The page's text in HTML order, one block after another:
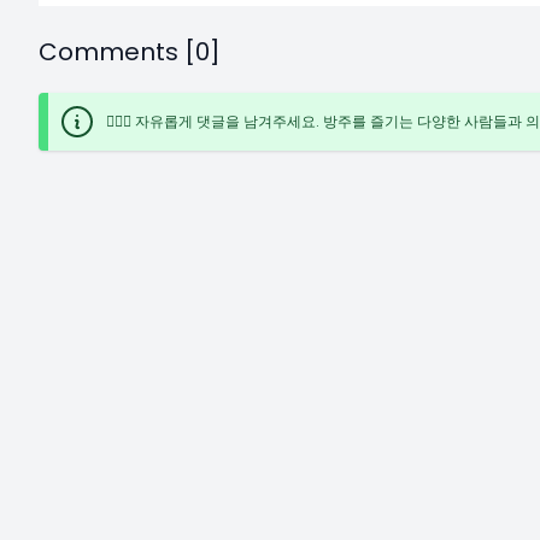
Comments [0]
🙋🏻‍♀️ 자유롭게 댓글을 남겨주세요. 방주를 즐기는 다양한 사람들과